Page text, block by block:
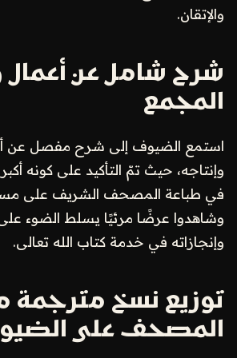
والإتقان.
شرح شامل عن أعمال
المجمع
استمع الضيوف إلى شرح مفصل عن
وإنتاجه، حيث تمّ التأكيد على كونه
في طباعة المصحف الشريف على
وشاهدوا عرضًا مرئيًا يسلط الضوء
وإنجازاته في خدمة كتاب الله تعالى.
توزيع نسخ مترجمة
المصحف على